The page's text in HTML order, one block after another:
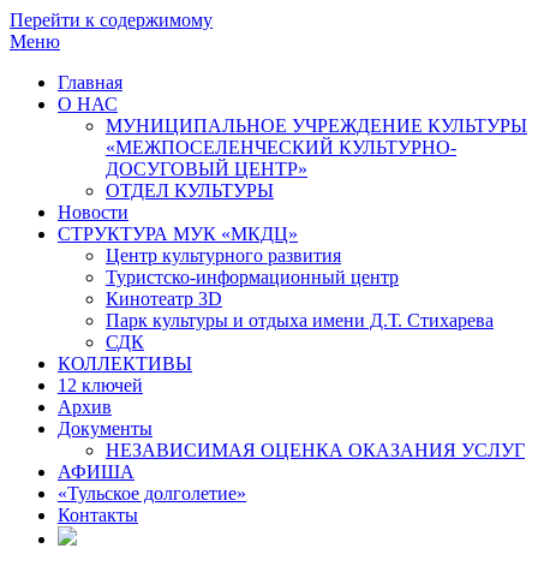
Перейти к содержимому
Меню
Главная
О НАС
МУНИЦИПАЛЬНОЕ УЧРЕЖДЕНИЕ КУЛЬТУРЫ
«МЕЖПОСЕЛЕНЧЕСКИЙ КУЛЬТУРНО-
ДОСУГОВЫЙ ЦЕНТР»
ОТДЕЛ КУЛЬТУРЫ
Новости
СТРУКТУРА МУК «МКДЦ»
Центр культурного развития
Туристско-информационный центр
Кинотеатр 3D
Парк культуры и отдыха имени Д.Т. Стихарева
СДК
КОЛЛЕКТИВЫ
12 ключей
Архив
Документы
НЕЗАВИСИМАЯ ОЦЕНКА ОКАЗАНИЯ УСЛУГ
АФИША
«Тульское долголетие»
Контакты